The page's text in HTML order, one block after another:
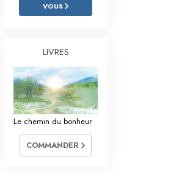
tons émotionnels
drogues
le monde du travail
les conditions
l’oppression
VOUS
LIVRES
Le chemin du bonheur
COMMANDER